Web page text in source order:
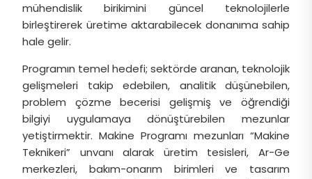
mühendislik birikimini güncel teknolojilerle
birleştirerek üretime aktarabilecek donanıma sahip
hale gelir.
Programın temel hedefi; sektörde aranan, teknolojik
gelişmeleri takip edebilen, analitik düşünebilen,
problem çözme becerisi gelişmiş ve öğrendiği
bilgiyi uygulamaya dönüştürebilen mezunlar
yetiştirmektir. Makine Programı mezunları “Makine
Teknikeri” unvanı alarak üretim tesisleri, Ar-Ge
merkezleri, bakım-onarım birimleri ve tasarım